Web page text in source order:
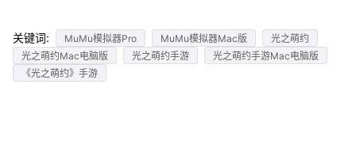
关键词: MuMu模拟器Pro MuMu模拟器Mac版
光之萌约
光之萌约Mac电脑版
光之萌约手游
光之萌约手游Mac电脑版
《光之萌约》手游